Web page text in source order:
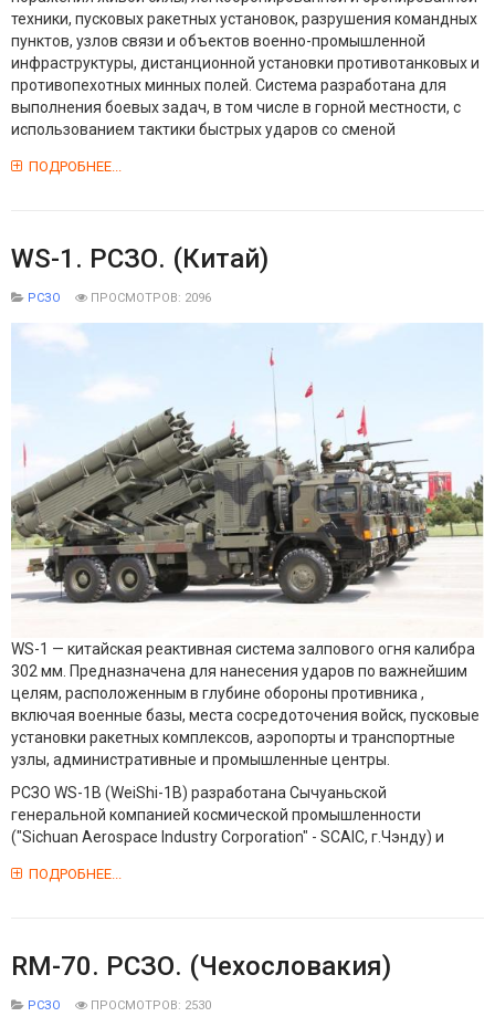
техники, пусковых ракетных установок, разрушения командных
пунктов, узлов связи и объектов военно-промышленной
инфраструктуры, дистанционной установки противотанковых и
противопехотных минных полей. Система разработана для
выполнения боевых задач, в том числе в горной местности, с
использованием тактики быстрых ударов со сменой
ПОДРОБНЕЕ...
WS-1. РСЗО. (Китай)
РСЗО ПРОСМОТРОВ: 2096
WS-1 — китайская реактивная система залпового огня калибра
302 мм. Предназначена для нанесения ударов по важнейшим
целям, расположенным в глубине обороны противника ,
включая военные базы, места сосредоточения войск, пусковые
установки ракетных комплексов, аэропорты и транспортные
узлы, административные и промышленные центры.
РСЗО WS-1B (WeiShi-1B) разработана Сычуаньской
генеральной компанией космической промышленности
("Sichuan Aerospace Industry Corporation" - SCAIC, г.Чэнду) и
ПОДРОБНЕЕ...
RM-70. РСЗО. (Чехословакия)
РСЗО ПРОСМОТРОВ: 2530